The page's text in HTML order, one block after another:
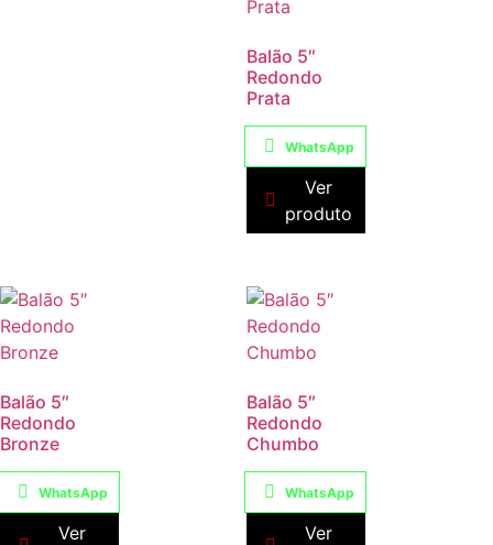
Balão 5″
Redondo
Prata
WhatsApp
Ver
produto
Balão 5″
Redondo
Bronze
WhatsApp
Ver
Balão 5″
Redondo
Chumbo
WhatsApp
Ver